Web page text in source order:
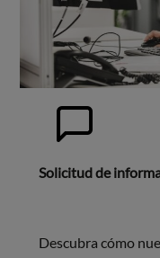
Solicitud de
Descubra cómo